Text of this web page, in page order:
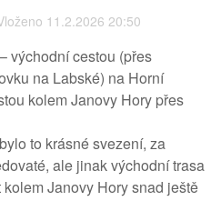
11.2.2026 20:50
východní cestou (přes
na Labské) na Horní
kolem Janovy Hory přes
to krásné svezení, za
ale jinak východní trasa
Janovy Hory snad ještě